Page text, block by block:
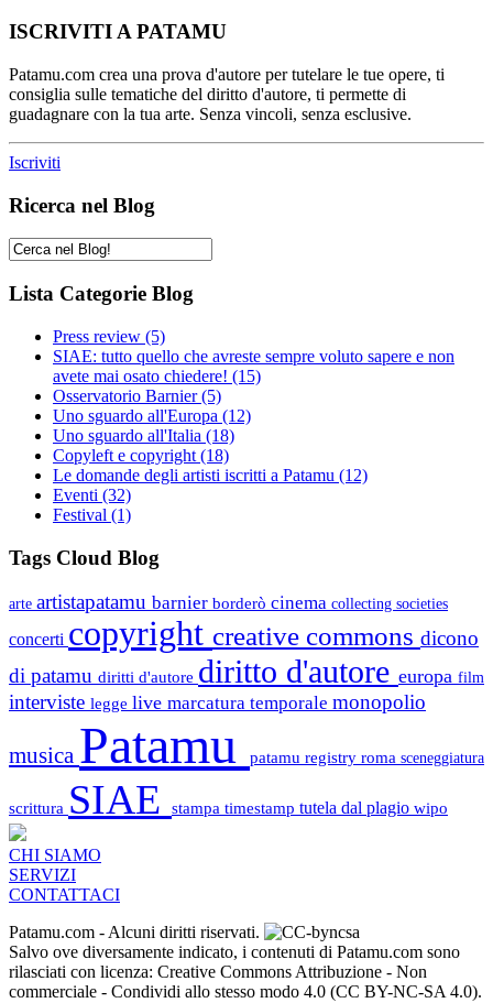
ISCRIVITI A PATAMU
Patamu.com crea una prova d'autore per tutelare le tue opere, ti
consiglia sulle tematiche del diritto d'autore, ti permette di
guadagnare con la tua arte. Senza vincoli, senza esclusive.
Iscriviti
Ricerca nel Blog
Lista Categorie Blog
Press review (5)
SIAE: tutto quello che avreste sempre voluto sapere e non
avete mai osato chiedere! (15)
Osservatorio Barnier(5)
Uno sguardo all'Europa (12)
Uno sguardo all'Italia (18)
Copyleft e copyright (18)
Le domande degli artisti iscritti a Patamu (12)
Eventi (32)
Festival (1)
Tags Cloud Blog
arte artistapatamu barnier borderò cinema collecting societies
concerti copyright creative commons dicono
di patamu diritti d'autore diritto d'autore europa film
interviste legge live marcatura temporale monopolio
musica Patamu patamu registry roma sceneggiatura
scrittura SIAE stampa timestamp tutela dal plagio wipo
CHI SIAMO
SERVIZI
CONTATTACI
Patamu.com - Alcuni diritti riservati.
Salvo ove diversamente indicato, i contenuti di Patamu.com sono
rilasciati con licenza: Creative Commons Attribuzione - Non
commerciale - Condividi allo stesso modo 4.0 (CC BY-NC-SA 4.0).